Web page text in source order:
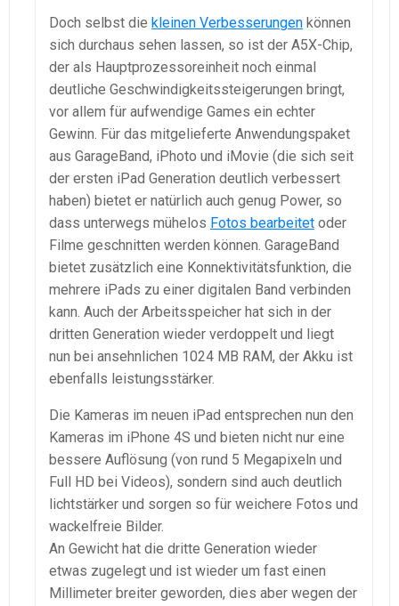
Doch selbst die kleinen Verbesserungen können
sich durchaus sehen lassen, so ist der A5X-Chip,
der als Hauptprozessoreinheit noch einmal
deutliche Geschwindigkeitssteigerungen bringt,
vor allem für aufwendige Games ein echter
Gewinn. Für das mitgelieferte Anwendungspaket
aus GarageBand, iPhoto und iMovie (die sich seit
der ersten iPad Generation deutlich verbessert
haben) bietet er natürlich auch genug Power, so
dass unterwegs mühelos Fotos bearbeitet oder
Filme geschnitten werden können. GarageBand
bietet zusätzlich eine Konnektivitätsfunktion, die
mehrere iPads zu einer digitalen Band verbinden
kann. Auch der Arbeitsspeicher hat sich in der
dritten Generation wieder verdoppelt und liegt
nun bei ansehnlichen 1024 MB RAM, der Akku ist
ebenfalls leistungsstärker.
Die Kameras im neuen iPad entsprechen nun den
Kameras im iPhone 4S und bieten nicht nur eine
bessere Auflösung (von rund 5 Megapixeln und
Full HD bei Videos), sondern sind auch deutlich
lichtstärker und sorgen so für weichere Fotos und
wackelfreie Bilder.
An Gewicht hat die dritte Generation wieder
etwas zugelegt und ist wieder um fast einen
Millimeter breiter geworden, dies aber wegen der